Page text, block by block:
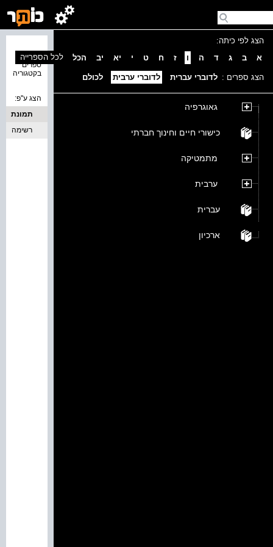
הצג לפי כיתה:
א
ב ג ד ה ו ז ח ט י יא יב הכל
הצג ספרים : לדוברי עברית לדוברי ערבית לכולם
גאוגרפיה
כישורי חיים וחינוך חברתי
מתמטיקה
ערבית
עברית
ארכיון
ספרים
בקטגוריה
לכל הספרייה
הצג ע''פ:
תמונת
כריכה
רשימה